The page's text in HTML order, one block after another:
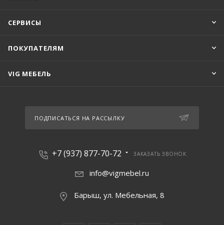
СЕРВИСЫ
ПОКУПАТЕЛЯМ
VIG МЕБЕЛЬ
ПОДПИСАТЬСЯ НА РАССЫЛКУ
+7 (937) 877-70-72 ЗАКАЗАТЬ ЗВОНОК
info@vigmebel.ru
Барыш, ул. Мебельная, 8